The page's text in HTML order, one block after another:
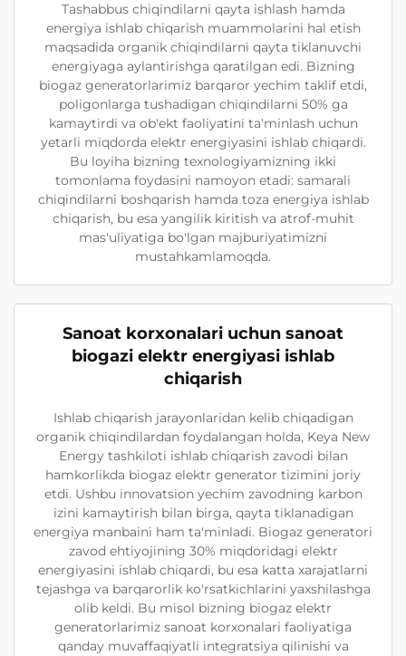
Tashabbus chiqindilarni qayta ishlash hamda
energiya ishlab chiqarish muammolarini hal etish
maqsadida organik chiqindilarni qayta tiklanuvchi
energiyaga aylantirishga qaratilgan edi. Bizning
biogaz generatorlarimiz barqaror yechim taklif etdi,
poligonlarga tushadigan chiqindilarni 50% ga
kamaytirdi va ob'ekt faoliyatini ta'minlash uchun
yetarli miqdorda elektr energiyasini ishlab chiqardi.
Bu loyiha bizning texnologiyamizning ikki
tomonlama foydasini namoyon etadi: samarali
chiqindilarni boshqarish hamda toza energiya ishlab
chiqarish, bu esa yangilik kiritish va atrof-muhit
mas'uliyatiga bo'lgan majburiyatimizni
mustahkamlamoqda.
Sanoat korxonalari uchun sanoat
biogazi elektr energiyasi ishlab
chiqarish
Ishlab chiqarish jarayonlaridan kelib chiqadigan
organik chiqindilardan foydalangan holda, Keya New
Energy tashkiloti ishlab chiqarish zavodi bilan
hamkorlikda biogaz elektr generator tizimini joriy
etdi. Ushbu innovatsion yechim zavodning karbon
izini kamaytirish bilan birga, qayta tiklanadigan
energiya manbaini ham ta'minladi. Biogaz generatori
zavod ehtiyojining 30% miqdoridagi elektr
energiyasini ishlab chiqardi, bu esa katta xarajatlarni
tejashga va barqarorlik ko'rsatkichlarini yaxshilashga
olib keldi. Bu misol bizning biogaz elektr
generatorlarimiz sanoat korxonalari faoliyatiga
qanday muvaffaqiyatli integratsiya qilinishi va